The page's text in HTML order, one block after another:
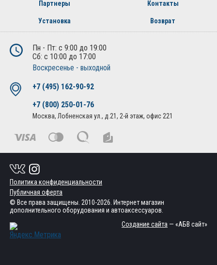
Партнеры Контакты
Установка Возврат
Пн - Пт: с 9:00 до 19:00
Сб: с 10:00 до 17:00
Воскресенье - выходной
+7 (495) 162-90-92
+7 (800) 250-01-76
Москва, Лобненская ул., д.21, 2-й этаж, офис 221
Политика конфиденциальности
Публичная оферта
© Все права защищены. 2010-2026. Интернет магазин
дополнительного оборудования и автоаксессуаров.
Создание сайта — «АБВ сайт»